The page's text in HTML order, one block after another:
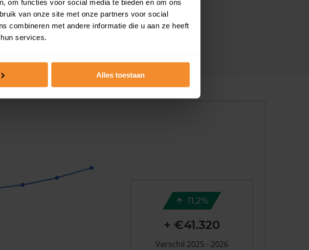
om functies voor social media te bieden en om ons
van onze site met onze partners voor social
combineren met andere informatie die u aan ze heeft
services.
Alles toestaan
11,2%
+ €41.320
Verschil 2025 - 2026